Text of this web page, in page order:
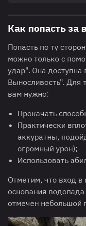
Как попасть за
Попасть по ту
можно только с
удар". Она
Выносливость". Для
вам нужно:
Прокачать
Практически
аккуратны,
огромный урон);
Использовать
Отметим, что вход в
основания
отмечен небольшой